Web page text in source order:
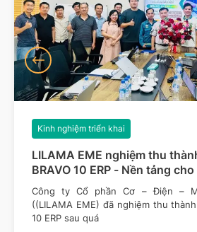
LILAMA EME nghiệm thu
BRAVO 10 ERP - Nền tảng
Kinh nghiệm triển khai
Công ty Cổ phần Cơ – Điện –
((LILAMA EME) đã nghiệm thu
10 ERP sau quá